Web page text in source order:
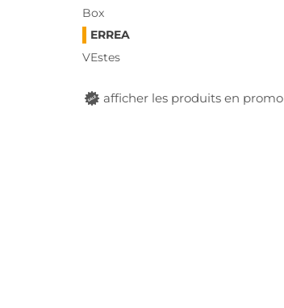
Box
ERREA
VEstes
afficher les produits en promo